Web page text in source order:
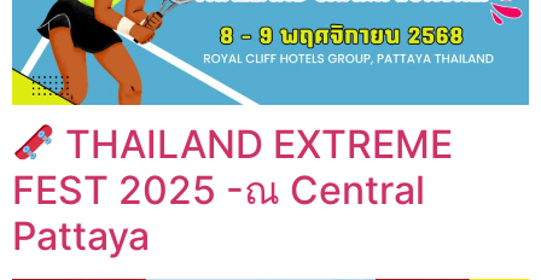
THAILAND EXTREME
FEST 2025 -ณ Central
Pattaya